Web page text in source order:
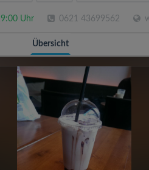
Uhr 0621 43699562
Übersicht